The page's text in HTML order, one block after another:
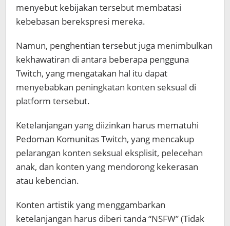
menyebut kebijakan tersebut membatasi
kebebasan berekspresi mereka.
Namun, penghentian tersebut juga menimbulkan
kekhawatiran di antara beberapa pengguna
Twitch, yang mengatakan hal itu dapat
menyebabkan peningkatan konten seksual di
platform tersebut.
Ketelanjangan yang diizinkan harus mematuhi
Pedoman Komunitas Twitch, yang mencakup
pelarangan konten seksual eksplisit, pelecehan
anak, dan konten yang mendorong kekerasan
atau kebencian.
Konten artistik yang menggambarkan
ketelanjangan harus diberi tanda “NSFW” (Tidak